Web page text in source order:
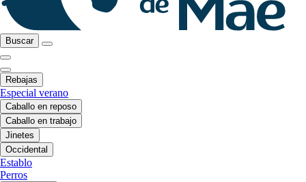
Buscar
Rebajas
Especial verano
Caballo en reposo
Caballo en trabajo
Jinetes
Occidental
Establo
Perros